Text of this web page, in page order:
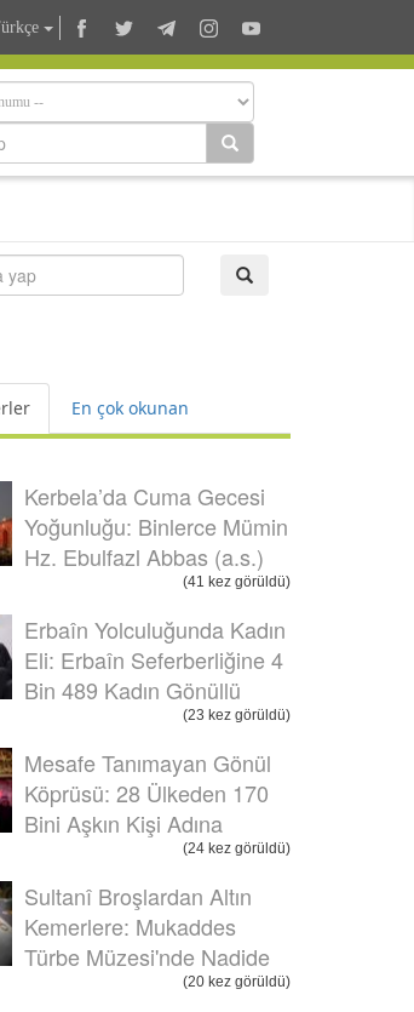
En çok okunan
Kerbela’da Cuma Gecesi
Yoğunluğu: Binlerce Mümin
Hz. Ebulfazl Abbas (a.s.)
(41 kez görüldü)
Erbaîn Yolculuğunda Kadın
Eli: Erbaîn Seferberliğine 4
Bin 489 Kadın Gönüllü
(23 kez görüldü)
Mesafe Tanımayan Gönül
Köprüsü: 28 Ülkeden 170
Bini Aşkın Kişi Adına
(24 kez görüldü)
Sultanî Broşlardan Altın
Kemerlere: Mukaddes
Türbe Müzesi'nde Nadide
(20 kez görüldü)